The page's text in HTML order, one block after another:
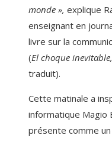
monde », explique
enseignant en
livre sur la
(El choque inevitable,
traduit).
Cette matinale a
informatique Magio
présente comme un